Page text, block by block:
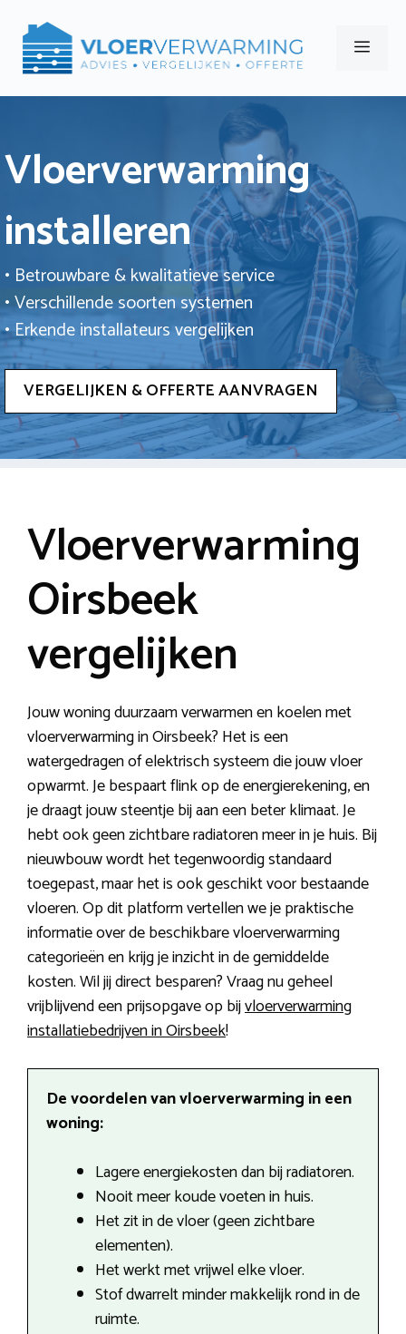
naar
Menu
Vloerverwarming
installeren
• Betrouwbare & kwalitatieve service
• Verschillende soorten systemen
• Erkende installateurs vergelijken
VERGELIJKEN & OFFERTE AANVRAGEN
Vloerverwarming
Oirsbeek
vergelijken
Jouw woning duurzaam verwarmen en koelen met
vloerverwarming in Oirsbeek? Het is een
watergedragen of elektrisch systeem die jouw vloer
opwarmt. Je bespaart flink op de energierekening, en
je draagt jouw steentje bij aan een beter klimaat. Je
hebt ook geen zichtbare radiatoren meer in je huis. Bij
nieuwbouw wordt het tegenwoordig standaard
toegepast, maar het is ook geschikt voor bestaande
vloeren. Op dit platform vertellen we je praktische
informatie over de beschikbare vloerverwarming
categorieën en krijg je inzicht in de gemiddelde
kosten. Wil jij direct besparen? Vraag nu geheel
vrijblijvend een prijsopgave op bijvloerverwarming
installatiebedrijven in Oirsbeek!
De voordelen van vloerverwarming in een
woning:
Lagere energiekosten dan bij radiatoren.
Nooit meer koude voeten in huis.
Het zit in de vloer (geen zichtbare
elementen).
Het werkt met vrijwel elke vloer.
Stof dwarrelt minder makkelijk rond in de
ruimte.